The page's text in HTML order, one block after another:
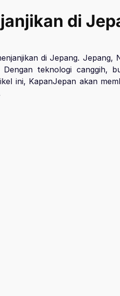
di
di Jepang. Jepang,
teknologi canggih,
ini, KapanJepan akan